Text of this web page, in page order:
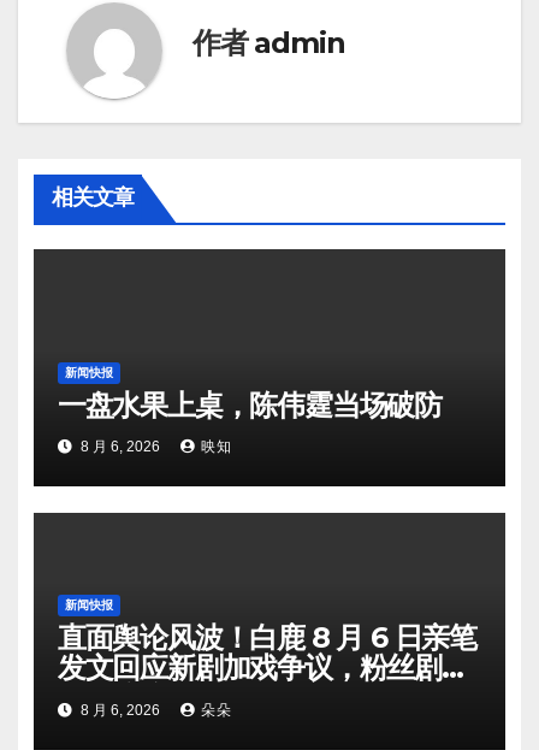
作者admin
相关文章
新闻快报
一盘水果上桌，陈伟霆当场破防
8 月 6, 2026 映知
新闻快报
直面舆论风波！白鹿 8 月 6 日亲笔
发文回应新剧加戏争议，粉丝剧组
矛盾暗流涌动
8 月 6, 2026 朵朵